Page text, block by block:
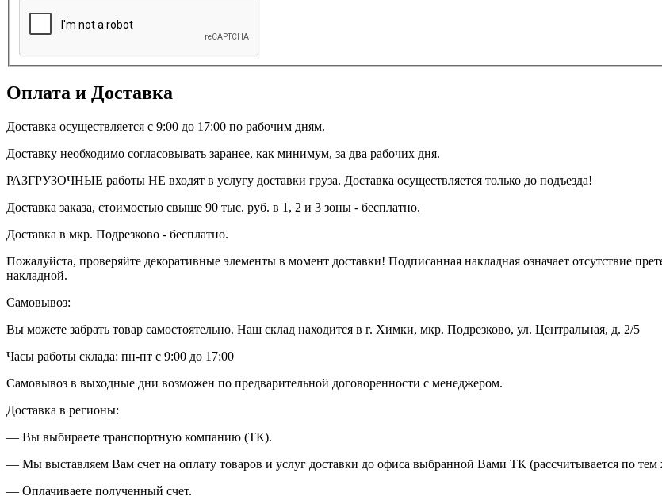
Оплата и Доставка
Доставка осуществляется с 9:00 до 17:00 по рабочим дням.
Доставку необходимо согласовывать заранее, как минимум, за два рабочих дня.
РАЗГРУЗОЧНЫЕ работы НЕ входят в услугу доставки груза. Доставка осуществляется только до подъезда!
Доставка заказа, стоимостью свыше 90 тыс. руб. в 1, 2 и 3 зоны - бесплатно.
Доставка в мкр. Подрезково - бесплатно.
Пожалуйста, проверяйте декоративные элементы в момент доставки! Подписанная накладная означает отсутствие
накладной.
Самовывоз:
Вы можете забрать товар самостоятельно. Наш склад находится в г. Химки, мкр. Подрезково, ул. Центральная, д. 2/5
Часы работы склада: пн-пт с 9:00 до 17:00
Самовывоз в выходные дни возможен по предварительной договоренности с менеджером.
Доставка в регионы:
— Вы выбираете транспортную компанию (ТК).
— Мы выставляем Вам счет на оплату товаров и услуг доставки до офиса выбранной Вами ТК (рассчитывается по
— Оплачиваете полученный счет.